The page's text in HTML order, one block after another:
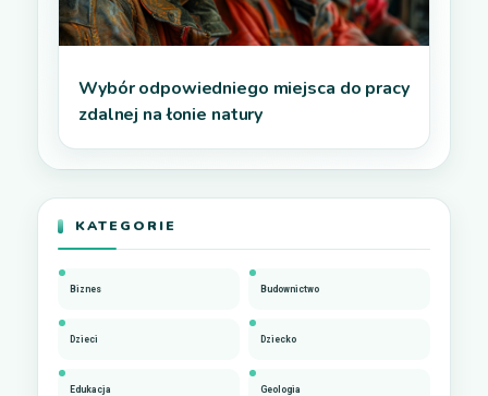
Wybór odpowiedniego miejsca do pracy
zdalnej na łonie natury
KATEGORIE
Biznes Budownictwo
Dzieci Dziecko
Edukacja Geologia